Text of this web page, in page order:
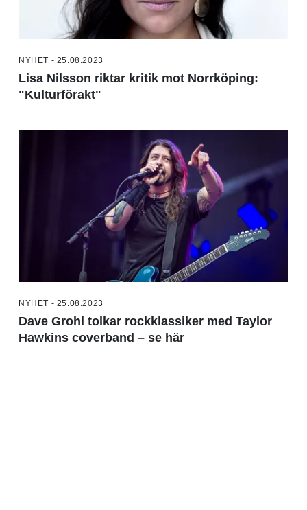
NYHET - 25.08.2023
Lisa Nilsson riktar kritik mot Norrköping:
"Kulturförakt"
NYHET - 25.08.2023
Dave Grohl tolkar rockklassiker med Taylor
Hawkins coverband – se här